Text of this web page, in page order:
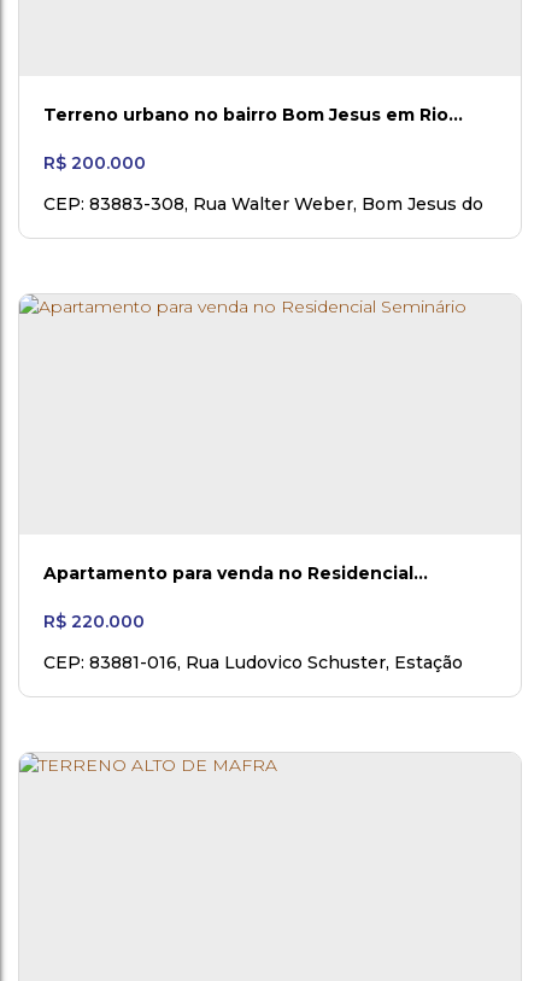
Terreno urbano no bairro Bom Jesus em Rio
R$ 200.000
CEP: 83883-308, Rua Walter Weber, Bom Jesus do
Apartamento para venda no Residencial
R$ 220.000
CEP: 83881-016, Rua Ludovico Schuster, Estação